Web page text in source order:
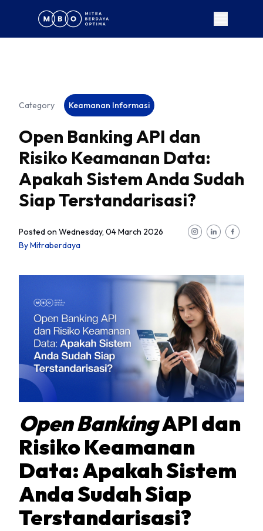
Category Keamanan Informasi
Open Banking API dan
Risiko Keamanan Data:
Apakah Sistem Anda Sudah
Siap Terstandarisasi?
Posted on Wednesday, 04 March 2026
ByMitraberdaya
Open BankingAPI dan
Risiko Keamanan
Data: Apakah Sistem
Anda Sudah Siap
Terstandarisasi?